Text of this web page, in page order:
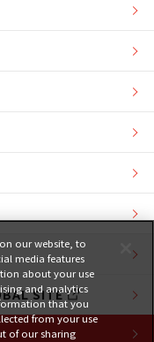
SITE
our website, to
media features
about your use
and analytics
that you
from your use
of our sharing